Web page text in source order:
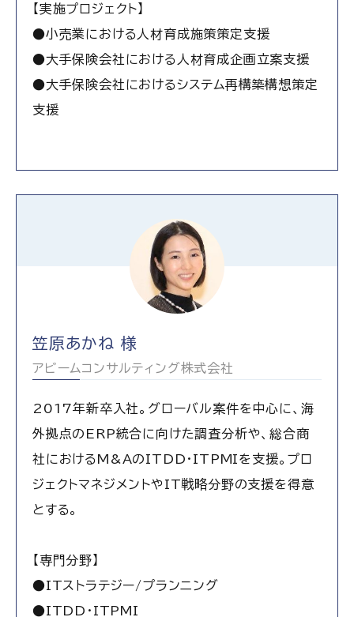
【実施プロジェクト】
●小売業における人材育成施策策定支援
●大手保険会社における人材育成企画立案支援
●大手保険会社におけるシステム再構築構想策定
支援
笠原あかね 様
アビームコンサルティング株式会社
2017年新卒入社。グローバル案件を中心に、海
外拠点のERP統合に向けた調査分析や、総合商
社におけるM&AのITDD・ITPMIを支援。プロ
ジェクトマネジメントやIT戦略分野の支援を得意
とする。
【専門分野】
●ITストラテジー/プランニング
●ITDD・ITPMI